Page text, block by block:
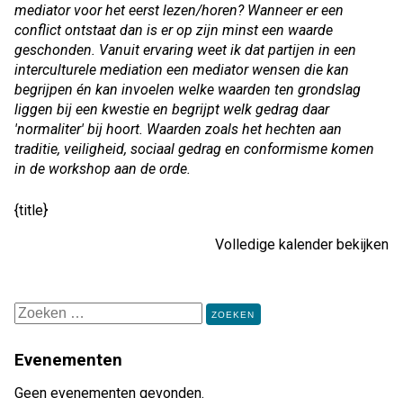
mediator voor het eerst lezen/horen? Wanneer er een
conflict ontstaat dan is er op zijn minst een waarde
geschonden. Vanuit ervaring weet ik dat partijen in een
interculturele mediation een mediator wensen die kan
begrijpen én kan invoelen welke waarden ten grondslag
liggen bij een kwestie en begrijpt welk gedrag daar
'normaliter' bij hoort. Waarden zoals het hechten aan
traditie, veiligheid, sociaal gedrag en conformisme komen
in de workshop aan de orde.
{title}
Volledige kalender bekijken
naar:
Evenementen
Geen evenementen gevonden.